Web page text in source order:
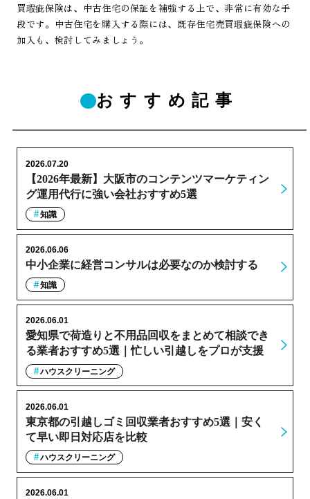
買瑕疵保険は、中古住宅の保証を補強する上で、非常に有効な手
段です。中古住宅を購入する際には、既存住宅売買瑕疵保険への
加入も、検討してみましょう。
おすすめ記事
【2026年最新】大阪市のコンテンツマーケティン
グ運用代行に強い会社おすすめ5選
2026.07.20
知識
中小企業に経営コンサルは必要なのか検討する
2026.06.06
知識
愛知県で荷造りと不用品回収をまとめて相談でき
る業者おすすめ5選｜忙しい引越しをプロが支援
2026.06.01
ハウスクリーニング
東京都の引越しゴミ回収業者おすすめ5選｜安く
て早い即日対応店を比較
2026.06.01
ハウスクリーニング
2026.06.01